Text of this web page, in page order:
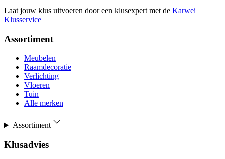
Laat jouw klus uitvoeren door een klusexpert met de Karwei
Klusservice
Assortiment
Meubelen
Raamdecoratie
Verlichting
Vloeren
Tuin
Alle merken
Assortiment
Klusadvies